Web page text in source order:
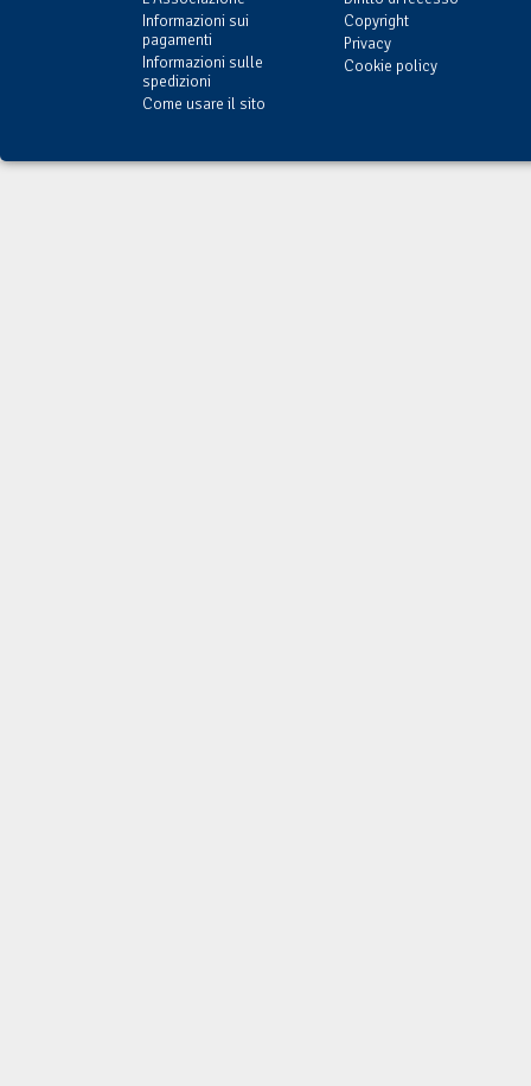
Informazioni sui
pagamenti
Informazioni sulle
spedizioni
Come usare il sito
Copyright
Privacy
Cookie policy